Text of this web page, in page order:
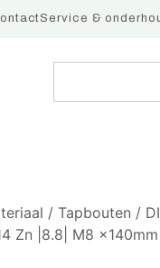
Service &
/ Tapbouten /
Zn |8.8| M8 x140mm